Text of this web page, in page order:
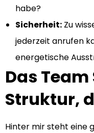
habe?
Sicherheit: Zu
jederzeit anrufen
energetische
Das
Struktur,
Hinter mir steht eine